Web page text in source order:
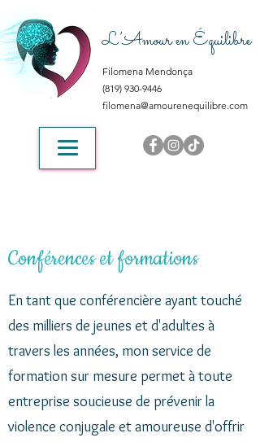
L’Amour en Équilibre
Filomena Mendonça
(819) 930-9446
filomena@amourenequilibre.com
Conférences et formations
En tant que conférencière ayant touché
des milliers de jeunes et d'adultes à
travers les années, mon service de
formation sur mesure permet à toute
entreprise soucieuse de prévenir la
violence conjugale et amoureuse d'offrir